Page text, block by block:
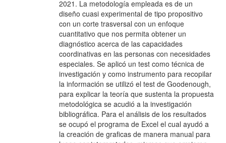
2021. La metodología empleada es de un
diseño cuasi experimental de tipo propositivo
con un corte trasversal con un enfoque
cuantitativo que nos permita obtener un
diagnóstico acerca de las capacidades
coordinativas en las personas con necesidades
especiales. Se aplicó un test como técnica de
investigación y como instrumento para recopilar
la información se utilizó el test de Goodenough,
para explicar la teoría que sustenta la propuesta
metodológica se acudió a la investigación
bibliográfica. Para el análisis de los resultados
se ocupó el programa de Excel el cual ayudó a
la creación de graficas de manera manual para